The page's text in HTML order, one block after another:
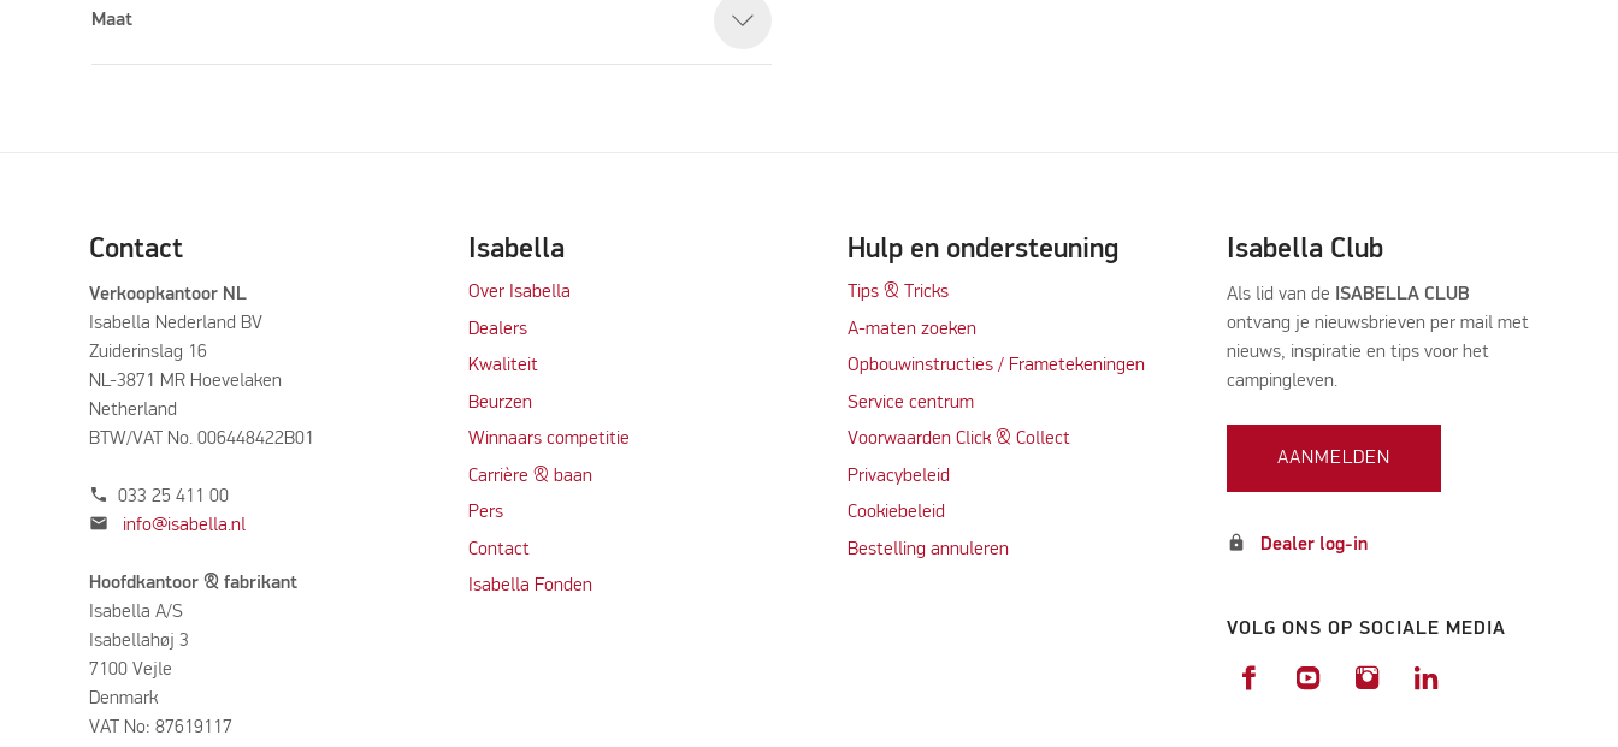
Maat
Contact
Verkoopkantoor NL
Isabella Nederland BV
Zuiderinslag 16
NL-3871 MR Hoevelaken
Netherland
BTW/VAT No. 006448422B01
phone 033 25 411 00
mail info@isabella.nl
Hoofdkantoor & fabrikant
Isabella A/S
Isabellahøj 3
7100 Vejle
Denmark
VAT No: 87619117
Isabella
Over Isabella
Dealers
Kwaliteit
Beurzen
Winnaars competitie
Carrière & baan
Pers
Contact
Isabella Fonden
Hulp en ondersteuning
Tips & Tricks
A-maten zoeken
Opbouwinstructies / Frametekeningen
Service centrum
Voorwaarden Click & Collect
Privacybeleid
Cookiebeleid
Bestelling annuleren
Isabella Club
Als lid van de ISABELLA CLUB
ontvang je nieuwsbrieven per mail met
nieuws, inspiratie en tips voor het
campingleven.
AANMELDEN
lock Dealer log-in
VOLG ONS OP SOCIALE MEDIA